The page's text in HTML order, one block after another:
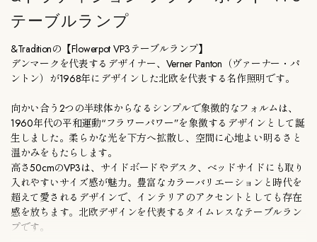
テーブルランプ
&Traditionの【Flowerpot VP3テーブルランプ】
デンマークを代表するデザイナー、Verner Panton（ヴァーナー・パ
ントン）が1968年にデザインした北欧を代表する名作照明です。
向かい合う2つの半球体からなるシンプルで象徴的なフォルムは、
1960年代の平和運動“フラワーパワー”を象徴するデザインとして誕
生しました。柔らかな光を下方へ拡散し、空間に心地よい明るさと
温かみをもたらします。
高さ50cmのVP3は、サイドボードやデスク、ベッドサイドにも取り
入れやすいサイズ感が魅力。豊富なカラーバリエーションと時代を
超えて愛されるデザインで、インテリアのアクセントとしても存在
感を放ちます。北欧デザインを代表するタイムレスなテーブルラン
プです。